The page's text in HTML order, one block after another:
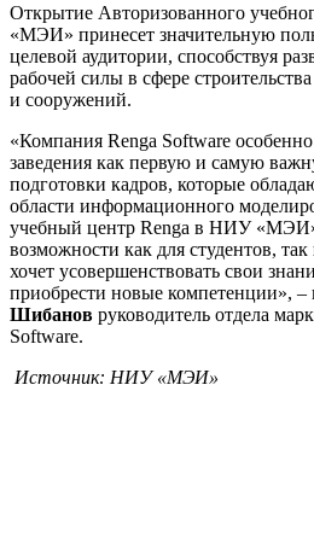
Открытие Авторизованного
«МЭИ» принесет значительную
целевой аудитории, способствуя
рабочей силы в сфере
и сооружений.
«Компания Renga Software
заведения как первую и самую
подготовки кадров, которые
области информационного
учебный центр Renga в НИУ
возможности как для студентов,
хочет усовершенствовать свои
приобрести новые компетенции», –
Шибанов руководитель отдела
Software.
Источник: НИУ «МЭИ»